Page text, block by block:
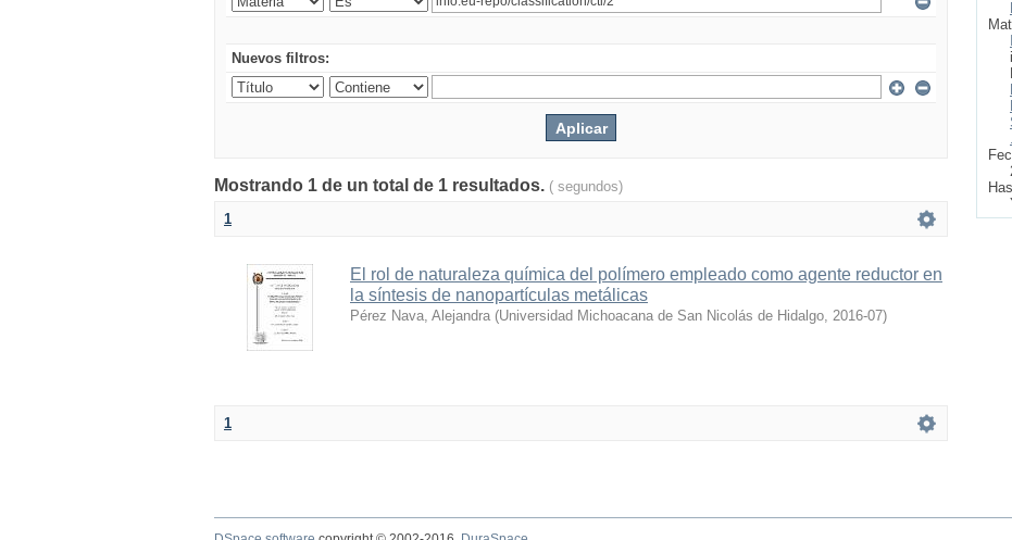
Nuevos filtros:
Mostrando 1 de un total de 1 resultados. ( segundos)
1
El rol de naturaleza química del polímero empleado como agente reductor en
la síntesis de nanopartículas metálicas
Pérez Nava, Alejandra (Universidad Michoacana de San Nicolás de Hidalgo, 2016-07)
1